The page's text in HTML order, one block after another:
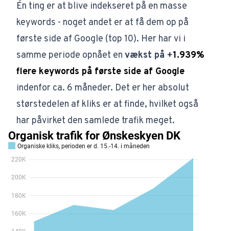
Én ting er at blive indekseret på en masse
keywords - noget andet er at få dem op på
første side af Google (top 10). Her har vi i
samme periode opnået en vækst på +1.939%
flere keywords på første side af Google
indenfor ca. 6 måneder. Det er her absolut
størstedelen af kliks er at finde, hvilket også
har påvirket den samlede trafik meget.